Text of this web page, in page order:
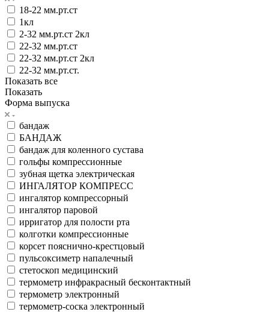
18-22 мм.рт.ст
1кл
2-32 мм.рт.ст 2кл
22-32 мм.рт.ст
22-32 мм.рт.ст 2кл
22-32 мм.рт.ст.
Показать все
Показать
Форма выпуска
бандаж
БАНДАЖ
бандаж для коленного сустава
гольфы компрессионные
зубная щетка электрическая
ИНГАЛЯТОР КОМПРЕСС
ингалятор компрессорный
ингалятор паровой
ирригатор для полости рта
колготки компрессионные
корсет пояснично-крестцовый
пульсоксиметр напалечный
стетоскоп медицинский
термометр инфракрасный бесконтактный
термометр электронный
термометр-соска электронный